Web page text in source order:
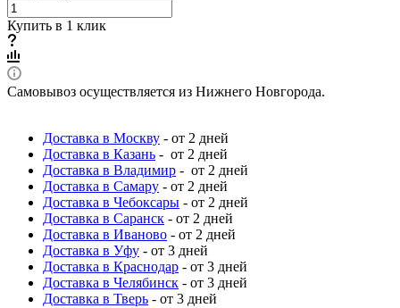
Купить в 1 клик
Самовывоз осуществляется из Нижнего Новгорода.
Доставка в Москву - от 2 дней
Доставка в Казань - от 2 дней
Доставка в Владимир - от 2 дней
Доставка в Самару - от 2 дней
Доставка в Чебоксары - от 2 дней
Доставка в Саранск - от 2 дней
Доставка в Иваново - от 2 дней
Доставка в Уфу - от 3 дней
Доставка в Краснодар - от 3 дней
Доставка в Челябинск - от 3 дней
Доставка в Тверь - от 3 дней